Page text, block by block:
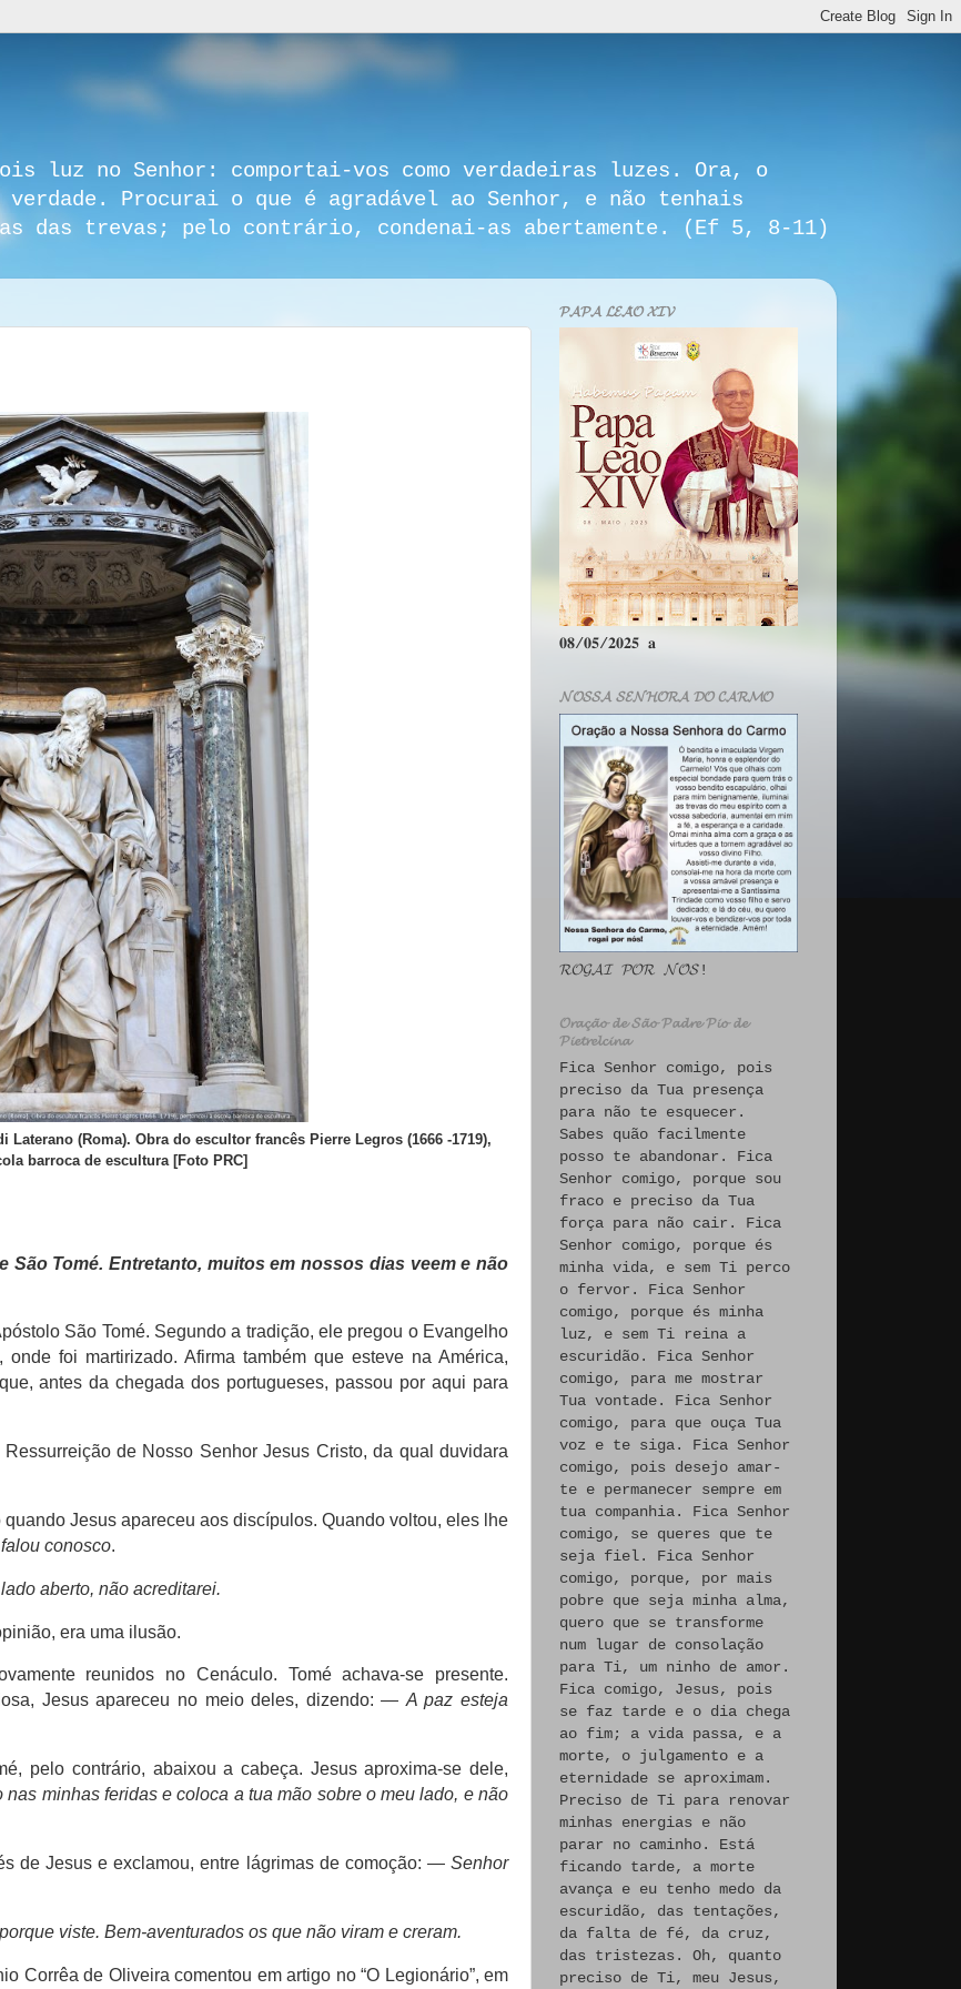
luz no Senhor: comportai-vos como verdadeiras luzes. Ora, o
Procurai o que é agradável ao Senhor, e não tenhais
das trevas; pelo contrário, condenai-as abertamente. (Ef 5, 8-11)
Laterano (Roma). Obra do escultor francês Pierre Legros (1666 -1719),
barroca de escultura [Foto PRC]
Tomé. Entretanto, muitos em nossos dias veem e não
São Tomé. Segundo a tradição, ele pregou o Evangelho
foi martirizado. Afirma também que esteve na América,
antes da chegada dos portugueses, passou por aqui para
de Nosso Senhor Jesus Cristo, da qual duvidara
Jesus apareceu aos discípulos. Quando voltou, eles lhe
conosco.
aberto, não acreditarei.
era uma ilusão.
reunidos no Cenáculo. Tomé achava-se presente.
Jesus apareceu no meio deles, dizendo: —A paz esteja
pelo contrário, abaixou a cabeça. Jesus aproxima-se dele,
nas minhas feridas e coloca a tua mão sobre o meu lado, e não
de Jesus e exclamou, entre lágrimas de comoção: — Senhor
viste. Bem-aventurados os que não viram e creram.
Corrêa de Oliveira comentou em artigo no “O Legionário”, em
𝓟𝓐𝓟𝓐 𝓛𝓔𝓐̃𝓞 𝓧𝓘𝓥
𝟎𝟖/𝟎𝟓/𝟐𝟎𝟐𝟓 𝐚
𝓝𝓞𝓢𝓢𝓐 𝓢𝓔𝓝𝓗𝓞𝓡𝓐 𝓓𝓞 𝓒𝓐𝓡𝓜𝓞
𝓡𝓞𝓖𝓐𝓘 𝓟𝓞𝓡 𝓝𝓞́𝓢!
𝓞𝓻𝓪𝓬̧𝓪̃𝓸 𝓭𝓮 𝓢𝓪̃𝓸 𝓟𝓪𝓭𝓻𝓮 𝓟𝓲𝓸 𝓭𝓮
𝓟𝓲𝓮𝓽𝓻𝓮𝓵𝓬𝓲𝓷𝓪
Fica Senhor comigo, pois
preciso da Tua presença
para não te esquecer.
Sabes quão facilmente
posso te abandonar. Fica
Senhor comigo, porque sou
fraco e preciso da Tua
força para não cair. Fica
Senhor comigo, porque és
minha vida, e sem Ti perco
o fervor. Fica Senhor
comigo, porque és minha
luz, e sem Ti reina a
escuridão. Fica Senhor
comigo, para me mostrar
Tua vontade. Fica Senhor
comigo, para que ouça Tua
voz e te siga. Fica Senhor
comigo, pois desejo amar-
te e permanecer sempre em
tua companhia. Fica Senhor
comigo, se queres que te
seja fiel. Fica Senhor
comigo, porque, por mais
pobre que seja minha alma,
quero que se transforme
num lugar de consolação
para Ti, um ninho de amor.
Fica comigo, Jesus, pois
se faz tarde e o dia chega
ao fim; a vida passa, e a
morte, o julgamento e a
eternidade se aproximam.
Preciso de Ti para renovar
minhas energias e não
parar no caminho. Está
ficando tarde, a morte
avança e eu tenho medo da
escuridão, das tentações,
da falta de fé, da cruz,
das tristezas. Oh, quanto
preciso de Ti, meu Jesus,